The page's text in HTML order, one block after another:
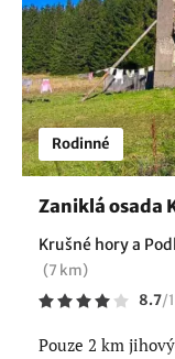
Rodinné
Zaniklá osada
Krušné hory a
(7 km)
8.7/
Pouze 2 km